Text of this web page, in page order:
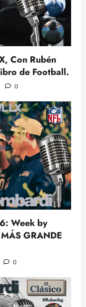
Con Rubén
de Football.
0
Week by
GRANDE
0